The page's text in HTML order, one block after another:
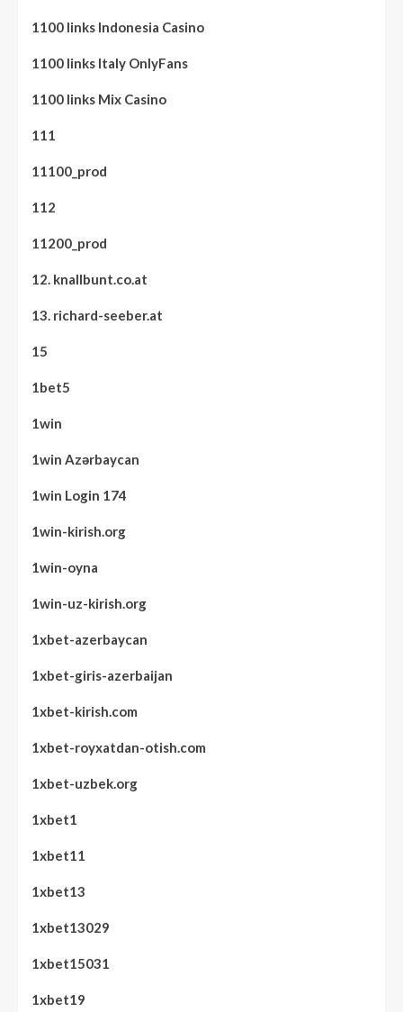
1100 links Indonesia Casino
1100 links Italy OnlyFans
1100 links Mix Casino
111
11100_prod
112
11200_prod
12. knallbunt.co.at
13. richard-seeber.at
15
1bet5
1win
1win Azərbaycan
1win Login 174
1win-kirish.org
1win-oyna
1win-uz-kirish.org
1xbet-azerbaycan
1xbet-giris-azerbaijan
1xbet-kirish.com
1xbet-royxatdan-otish.com
1xbet-uzbek.org
1xbet1
1xbet11
1xbet13
1xbet13029
1xbet15031
1xbet19